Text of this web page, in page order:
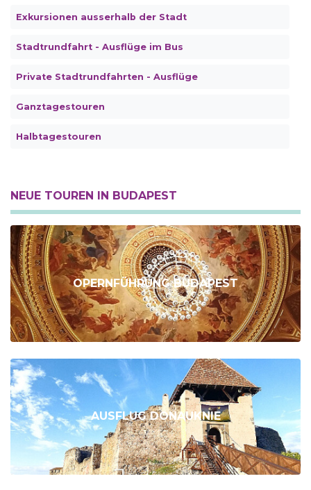
Exkursionen ausserhalb der Stadt
Stadtrundfahrt - Ausflüge im Bus
Private Stadtrundfahrten - Ausflüge
Ganztagestouren
Halbtagestouren
NEUE TOUREN IN BUDAPEST
OPERNFÜHRUNG BUDAPEST
AUSFLUG DONAUKNIE